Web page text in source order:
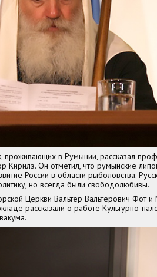
проживающих в Румынии, рассказал
Кирилэ. Он отметил, что румынские
России в области рыболовства.
но всегда были свободолюбивы.
Церкви Вальтер Вальтерович Фот
рассказали о работе Культурно-